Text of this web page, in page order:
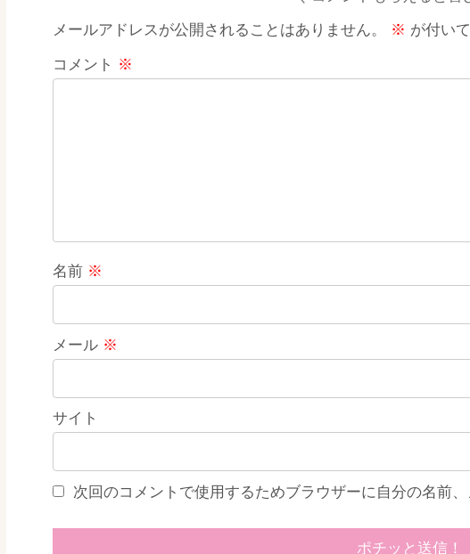
メールアドレスが公開されることはありません。 ※ が付い
コメント ※
名前 ※
メール ※
サイト
次回のコメントで使用するためブラウザーに自分の名前